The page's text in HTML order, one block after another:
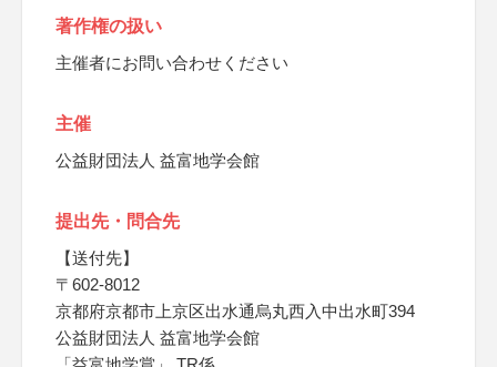
著作権の扱い
主催者にお問い合わせください
主催
公益財団法人 益富地学会館
提出先・問合先
【送付先】
〒602-8012
京都府京都市上京区出水通烏丸西入中出水町394
公益財団法人 益富地学会館